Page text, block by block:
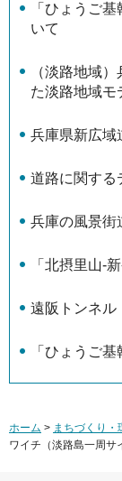
「ひょうご
いて
（淡路地域
た淡路地域モ
兵庫県新広域
道路に関する
兵庫の風景街
「北摂里山-
遠阪トンネル
「ひょうご
ホーム > まちづくり・
ワイチ（淡路島一周サ